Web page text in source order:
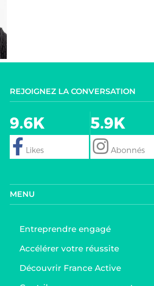
REJOIGNEZ LA CONVERSATION
9.6K
follow
5.9K
follow
MENU
Entreprendre engagé
Accélérer votre réussite
Découvrir France Active